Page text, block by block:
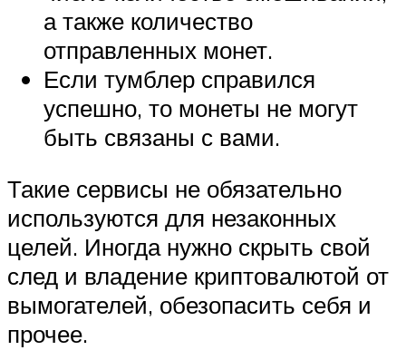
а также количество
отправленных монет.
Если тумблер справился
успешно, то монеты не могут
быть связаны с вами.
Такие сервисы не обязательно
используются для незаконных
целей. Иногда нужно скрыть свой
след и владение криптовалютой от
вымогателей, обезопасить себя и
прочее.